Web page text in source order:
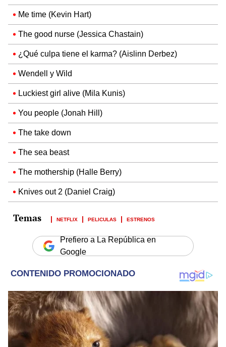
Me time (Kevin Hart)
The good nurse (Jessica Chastain)
¿Qué culpa tiene el karma? (Aislinn Derbez)
Wendell y Wild
Luckiest girl alive (Mila Kunis)
You people (Jonah Hill)
The take down
The sea beast
The mothership (Halle Berry)
Knives out 2 (Daniel Craig)
NETFLIX PELICULAS ESTRENOS
Prefiero a La República en
Google